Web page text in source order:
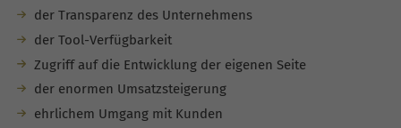
der Transparenz des Unternehmens
der Tool-Verfügbarkeit
Zugriff auf die Entwicklung der eigenen Seite
der enormen Umsatzsteigerung
ehrlichem Umgang mit Kunden